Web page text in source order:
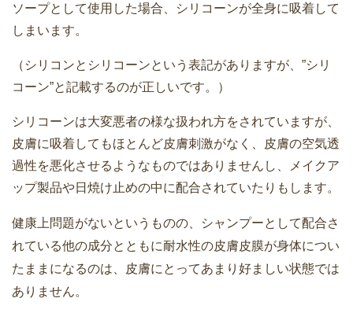
ソープとして使用した場合、シリコーンが全身に吸着して
しまいます。
（シリコンとシリコーンという表記がありますが、”シリ
コーン”と記載するのが正しいです。）
シリコーンは大変悪者の様な扱われ方をされていますが、
皮膚に吸着してもほとんど皮膚刺激がなく、皮膚の空気透
過性を悪化させるようなものではありませんし、メイクア
ップ製品や日焼け止めの中に配合されていたりもします。
健康上問題がないというものの、
シャンプーとして配合さ
れている他の成分とともに耐水性の皮膚皮膜が身体につい
たままになるのは、皮膚にとってあまり好ましい状態では
ありません。